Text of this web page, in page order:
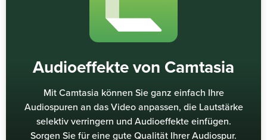
Audioeffekte von Camtasia
Mit Camtasia können Sie ganz einfach Ihre
Audiospuren an das Video anpassen, die Lautstärke
selektiv verringern und Audioeffekte einfügen.
Sorgen Sie für eine gute Qualität Ihrer Audiospur.